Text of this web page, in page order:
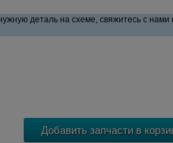
деталь на схеме, свяжитесь с